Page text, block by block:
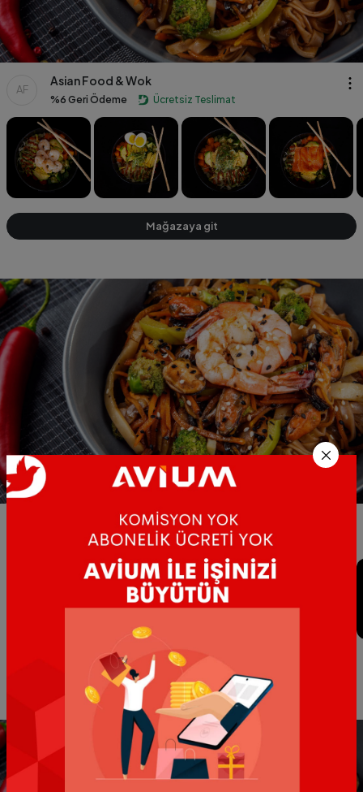
AF
Asian Food & Wok
%6 Geri Ödeme Ücretsiz Teslimat
Mağazaya git
Asian Food & Wok
%6 Geri Ödeme Ücretsiz Teslimat
MyStore